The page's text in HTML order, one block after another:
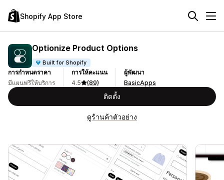
Shopify App Store
Optionize Product Options
Built for Shopify
การกำหนดราคา
มีแผนฟรีให้บริการ
การให้คะแนน
4.5
(89)
ผู้พัฒนา
BasicApps
ติดตั้ง
ดูร้านค้าตัวอย่าง